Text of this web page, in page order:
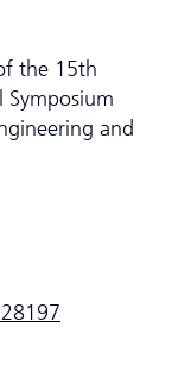
the 15th
Symposium
and